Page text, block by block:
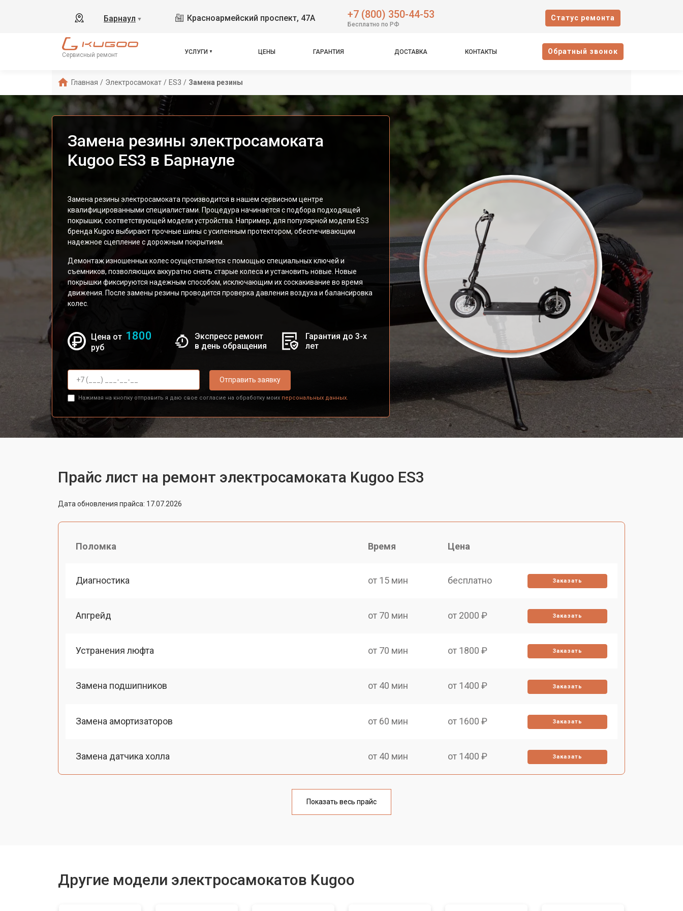
Барнаул ▼ Красноармейский проспект, 47А +7 (800) 350-44-53
Бесплатно по РФ
Cтатус ремонта
Сервисный ремонт УСЛУГИ ЦЕНЫ ГАРАНТИЯ ДОСТАВКА КОНТАКТЫ Oбратный звонок
Главная / Электросамокат / ES3 / Замена резины
Замена резины электросамоката
Kugoo ES3 в Барнауле
Замена резины электросамоката производится в нашем сервисном центре
квалифицированными специалистами. Процедура начинается с подбора подходящей
покрышки, соответствующей модели устройства. Например, для популярной модели ES3
бренда Kugoo выбирают прочные шины с усиленным протектором, обеспечивающим
надежное сцепление с дорожным покрытием.
Демонтаж изношенных колес осуществляется с помощью специальных ключей и
съемников, позволяющих аккуратно снять старые колеса и установить новые. Новые
покрышки фиксируются надежным способом, исключающим их соскакивание во время
движения. После замены резины проводится проверка давления воздуха и балансировка
колес.
Цена от 1800
руб
Экспресс ремонт
в день обращения
Гарантия до 3-х
лет
Отправить заявку
Нажимая на кнопку отправить я даю свое согласие на обработку моих персональных данных.
Прайс лист на ремонт электросамоката Kugoo ES3
Дата обновления прайса: 17.07.2026
Поломка Время Цена
Диагностика от 15 мин бесплатно Заказать
Апгрейд от 70 мин от 2000 ₽ Заказать
Устранения люфта от 70 мин от 1800 ₽ Заказать
Замена подшипников от 40 мин от 1400 ₽ Заказать
Замена амортизаторов от 60 мин от 1600 ₽ Заказать
Замена датчика холла от 40 мин от 1400 ₽ Заказать
от 60 мин
Показать весь прайс
Другие модели электросамокатов Kugoo